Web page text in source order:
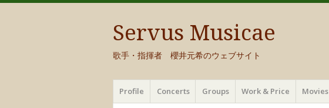
Servus Musicae
歌手・指揮者 櫻井元希のウェブサイト
メ
ニ
コ
ンProfile Concerts Groups Work & Price Movies